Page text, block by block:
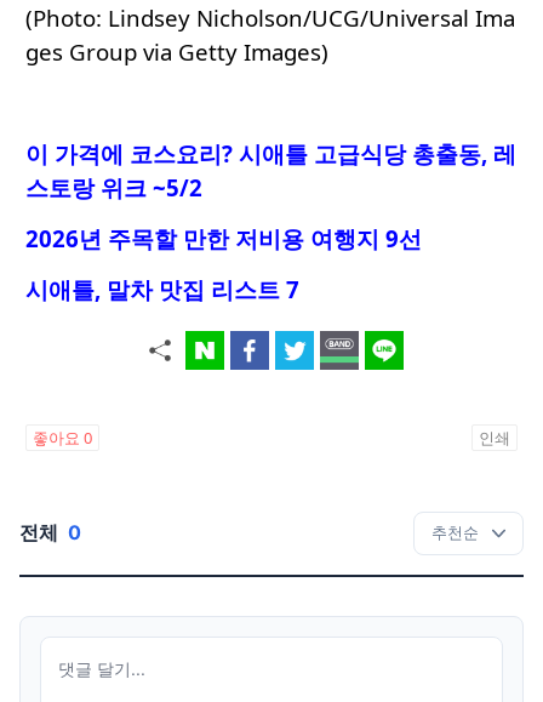
(Photo: Lindsey Nicholson/UCG/Universal Ima
ges Group via Getty Images)
이 가격에 코스요리? 시애틀 고급식당 총출동, 레
스토랑 위크 ~5/2
2026년 주목할 만한 저비용 여행지 9선
시애틀, 말차 맛집 리스트 7
좋아요 0 인쇄
전체 0